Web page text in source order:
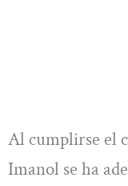
Al cumplirse el
Imanol se ha